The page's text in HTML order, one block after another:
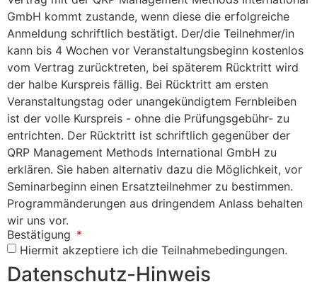
GmbH kommt zustande, wenn diese die erfolgreiche
Anmeldung schriftlich bestätigt. Der/die Teilnehmer/in
kann bis 4 Wochen vor Veranstaltungsbeginn kostenlos
vom Vertrag zurücktreten, bei späterem Rücktritt wird
der halbe Kurspreis fällig. Bei Rücktritt am ersten
Veranstaltungstag oder unangekündigtem Fernbleiben
ist der volle Kurspreis - ohne die Prüfungsgebühr- zu
entrichten. Der Rücktritt ist schriftlich gegenüber der
QRP Management Methods International GmbH zu
erklären. Sie haben alternativ dazu die Möglichkeit, vor
Seminarbeginn einen Ersatzteilnehmer zu bestimmen.
Programmänderungen aus dringendem Anlass behalten
wir uns vor.
Bestätigung
Hiermit akzeptiere ich die Teilnahmebedingungen.
Datenschutz-Hinweis